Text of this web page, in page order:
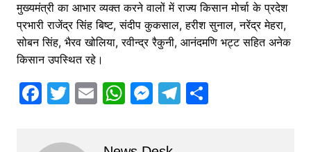
मुख्यमंत्री का आभार व्यक्त करने वालों में राज्य किसान मोर्चा के प्रदेश
प्रभारी राजेंद्र सिंह बिष्ट, संदीप कुकसाल, हरीश सुनाल, नरेंद्र मेहरा,
सोबन सिंह, भैरव खोलिया, रवीन्द्र रैकुनी, आनंदमणि भट्ट सहित अनेक
किसान उपस्थित रहे।
F
c
T
itt
E W M T S